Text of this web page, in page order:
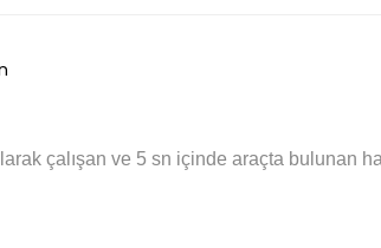
çalışan ve 5 sn içinde araçta bulunan